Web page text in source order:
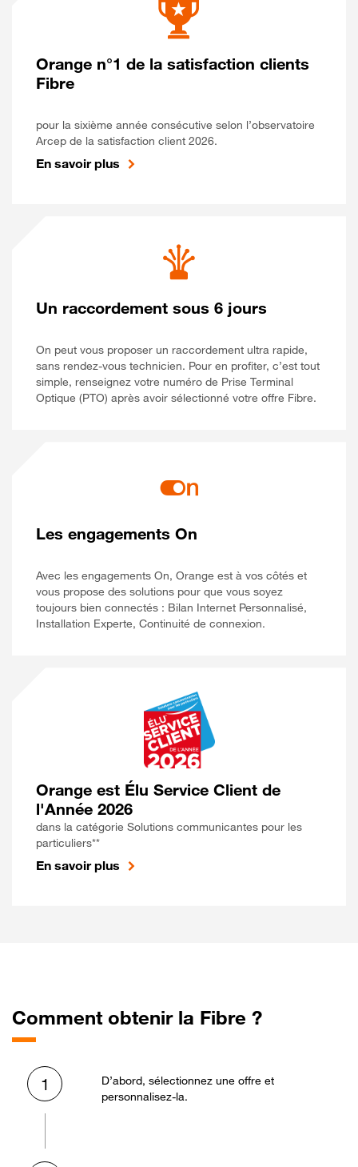
Orange n°1 de la satisfaction clients
Fibre
pour la sixième année consécutive selon l’observatoire
Arcep de la satisfaction client 2026.
En savoir plus
Un raccordement sous 6 jours
On peut vous proposer un raccordement ultra rapide,
sans rendez-vous technicien. Pour en profiter, c’est tout
simple, renseignez votre numéro de Prise Terminal
Optique (PTO) après avoir sélectionné votre offre Fibre.
Les engagements On
Avec les engagements On, Orange est à vos côtés et
vous propose des solutions pour que vous soyez
toujours bien connectés : Bilan Internet Personnalisé,
Installation Experte, Continuité de connexion.
Orange est Élu Service Client de
l'Année 2026
dans la catégorie Solutions communicantes pour les
particuliers**
En savoir plus
Comment obtenir la Fibre ?
1
D’abord, sélectionnez une offre et
personnalisez-la.